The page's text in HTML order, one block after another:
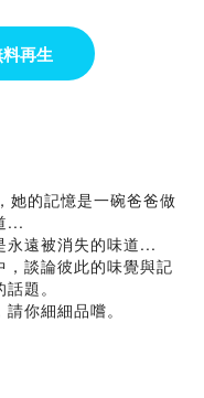
再生
她的記憶是一碗爸爸做
...
永遠被消失的味道...
談論彼此的味覺與記
題。
你細細品嚐。